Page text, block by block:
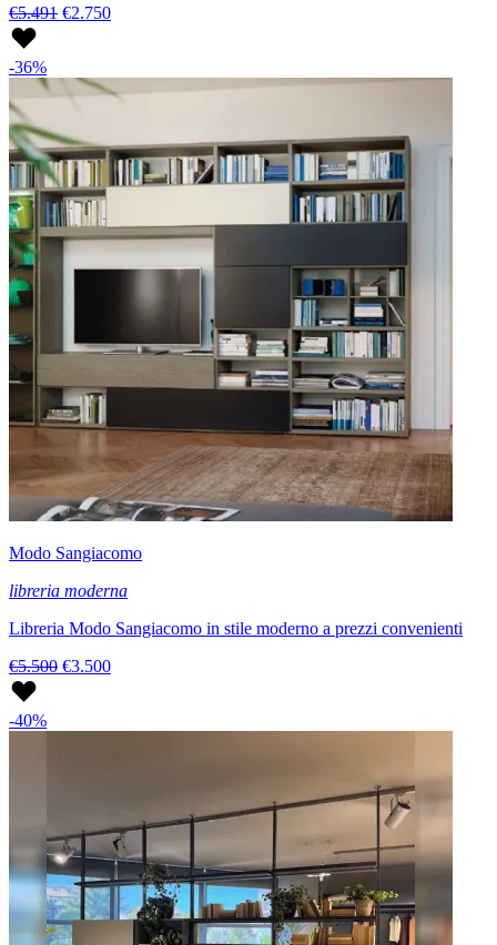
€5.491 €2.750
-36%
Modo Sangiacomo
libreria moderna
Libreria Modo Sangiacomo in stile moderno a prezzi convenienti
€5.500 €3.500
-40%